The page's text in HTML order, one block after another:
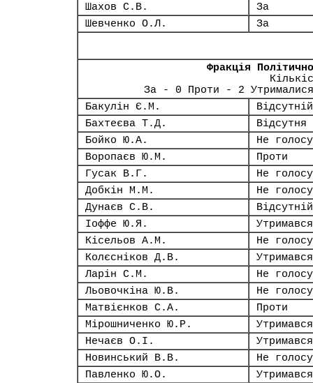
Шахов С.В.
За
Шевченко О.Л.
За
Фракція
За - 0 Проти - 2
Бакулін Є.М.
Відсутній
Бахтеєва Т.Д.
Відсутня
Бойко Ю.А.
Не
Воропаєв Ю.М.
Проти
Гусак В.Г.
Не
Добкін М.М.
Не
Дунаєв С.В.
Відсутній
Іоффе Ю.Я.
Утримався
Кісельов А.М.
Не
Колєсніков Д.В.
Утримався
Ларін С.М.
Не
Льовочкіна Ю.В.
Не
Матвієнков С.А.
Проти
Мірошниченко Ю.Р.
Утримався
Нечаєв О.І.
Утримався
Новинський В.В.
Не
Павленко Ю.О.
Утримався